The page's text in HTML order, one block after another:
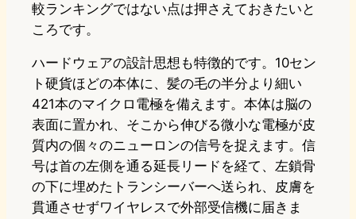
較ランキングではない点は押さえておきたいと
ころです。
ハードウェアの設計思想も特徴的です。10セン
ト硬貨ほどの本体に、髪の毛の半分より細い
421本のマイクロ電極を備えます。本体は脳の
表面に置かれ、そこから伸びる微小な電極が皮
質内の個々のニューロンの信号を捉えます。信
号は首の左側を通る延長リードを経て、左鎖骨
の下に埋めたトランシーバーへ送られ、皮膚を
貫通させずワイヤレスで外部受信機に届きま